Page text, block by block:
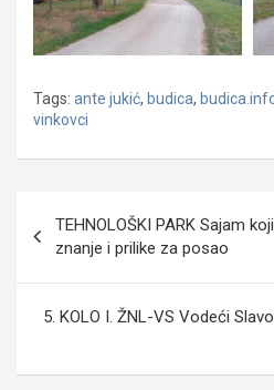
Tags: ante jukić, budica,
vinkovci
Navigacija
objava
TEHNOLOŠKI PARK Sajam
znanje i prilike za posao
5. KOLO I. ŽNL-VS Vodeći